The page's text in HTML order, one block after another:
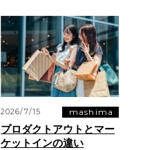
2026/7/15 mashima
プロダクトアウトとマー
ケットインの違い